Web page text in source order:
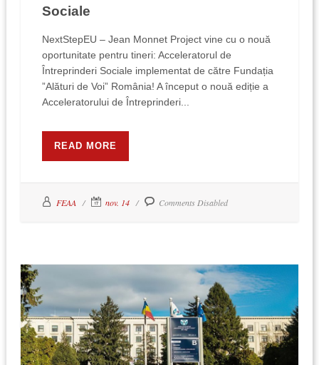
Sociale
NextStepEU – Jean Monnet Project vine cu o nouă
oportunitate pentru tineri: Acceleratorul de
Întreprinderi Sociale implementat de către Fundația
”Alături de Voi” România! A început o nouă ediție a
Acceleratorului de Întreprinderi...
READ MORE
FEAA nov. 14 Comments Disabled